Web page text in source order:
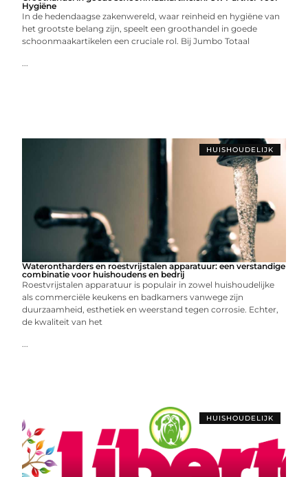
Hygiëne
In de hedendaagse zakenwereld, waar reinheid en hygiëne van
het grootste belang zijn, speelt een groothandel in goede
schoonmaakartikelen een cruciale rol. Bij Jumbo Totaal
...
HUISHOUDELIJK
Waterontharders en roestvrijstalen apparatuur: een verstandige
combinatie voor huishoudens en bedrij
Roestvrijstalen apparatuur is populair in zowel huishoudelijke
als commerciële keukens en badkamers vanwege zijn
duurzaamheid, esthetiek en weerstand tegen corrosie. Echter,
de kwaliteit van het
...
HUISHOUDELIJK